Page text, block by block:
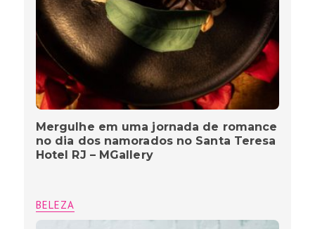
Mergulhe em uma jornada de romance
no dia dos namorados no Santa Teresa
Hotel RJ – MGallery
BELEZA